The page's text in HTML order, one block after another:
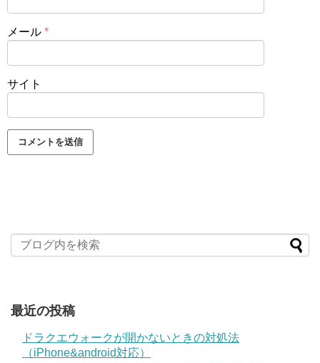
メール *
サイト
最近の投稿
ドラクエウォークが開かないときの対処法
（iPhone&android対応）